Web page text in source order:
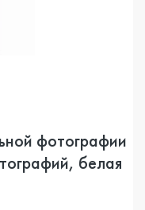
фотографии
белая